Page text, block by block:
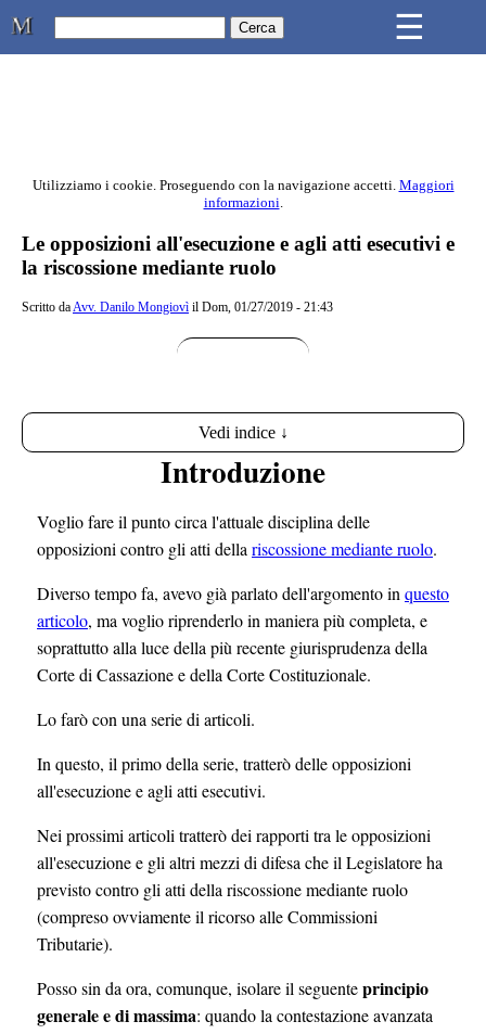
Studio Legale Mongiovì ☰
Contenuto principale della pagina
Utilizziamo i cookie. Proseguendo con la navigazione accetti. Maggiori
informazioni.
Le opposizioni all'esecuzione e agli atti esecutivi e
la riscossione mediante ruolo
Scritto daAvv. Danilo Mongiovì il Dom, 01/27/2019 - 21:43
Vedi indice ↓
Introduzione
Voglio fare il punto circa l'attuale disciplina delle
opposizioni contro gli atti della riscossione mediante ruolo.
Diverso tempo fa, avevo già parlato dell'argomento in questo
articolo, ma voglio riprenderlo in maniera più completa, e
soprattutto alla luce della più recente giurisprudenza della
Corte di Cassazione e della Corte Costituzionale.
Lo farò con una serie di articoli.
In questo, il primo della serie, tratterò delle opposizioni
all'esecuzione e agli atti esecutivi.
Nei prossimi articoli tratterò dei rapporti tra le opposizioni
all'esecuzione e gli altri mezzi di difesa che il Legislatore ha
previsto contro gli atti della riscossione mediante ruolo
(compreso ovviamente il ricorso alle Commissioni
Tributarie).
Posso sin da ora, comunque, isolare il seguenteprincipio
generale e di massima: quando la contestazione avanzata